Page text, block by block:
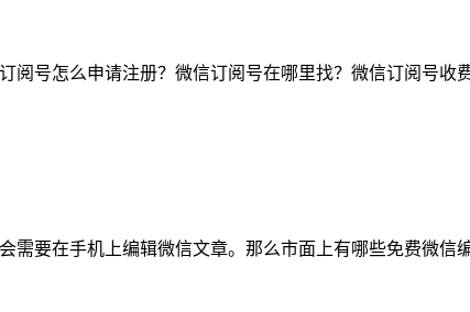
号怎么申请注册？微信订阅号在哪里找？微信订阅号收
要在手机上编辑微信文章。那么市面上有哪些免费微信